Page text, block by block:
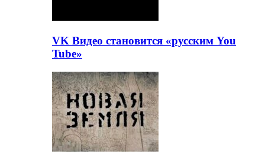
VK Видео становится «русским You
Tube»